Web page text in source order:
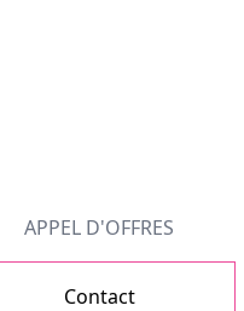
APPEL D'OFFRES
Contact